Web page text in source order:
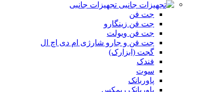
تجهیزات جانبی
جت فن
جت فن زینگارو
جت فن ویولت
جت فن و جارو شارژی ام دی اچ ال
گجت (ابزارک)
فندک
سوت
پاوربانک
پاوربانک ریمکس